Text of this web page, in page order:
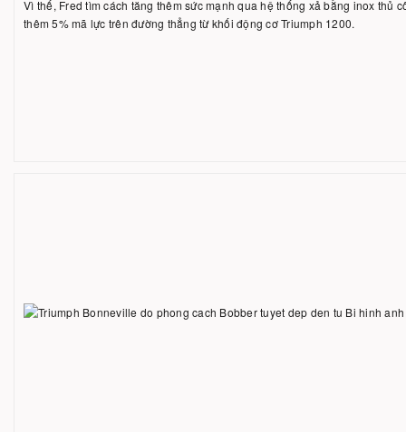
Vì thế, Fred tìm cách tăng thêm sức mạnh qua hệ thống xả bằng inox
thêm 5% mã lực trên đường thẳng từ khối động cơ Triumph 1200.